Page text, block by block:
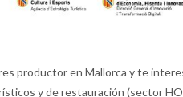
productor en Mallorca y te
y de restauración (sector